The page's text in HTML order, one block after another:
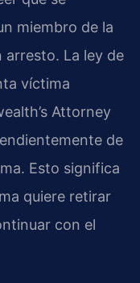
miembro de la
arresto. La ley de
víctima
Attorney
de
Esto significa
quiere retirar
con el